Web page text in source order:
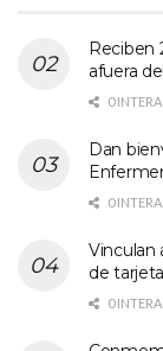
Reciben
afuera
0
Dan
0
Vinculan
de
0